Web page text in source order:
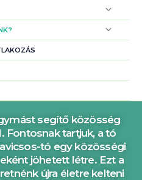
segítő közösség
Fontosnak tartjuk, a tó
tó egy közösségi
jöhetett létre. Ezt a
újra életre kelteni